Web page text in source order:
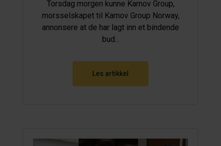
Torsdag morgen kunne Karnov Group,
morsselskapet til Karnov Group Norway,
annonsere at de har lagt inn et bindende
bud...
Les artikkel